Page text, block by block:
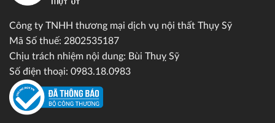
Công ty TNHH thương mại dịch vụ nội thất Thụy Sỹ
Mã Số thuế: 2802535187
Chịu trách nhiệm nội dung: Bùi Thuỵ Sỹ
Số điện thoại: 0983.18.0983